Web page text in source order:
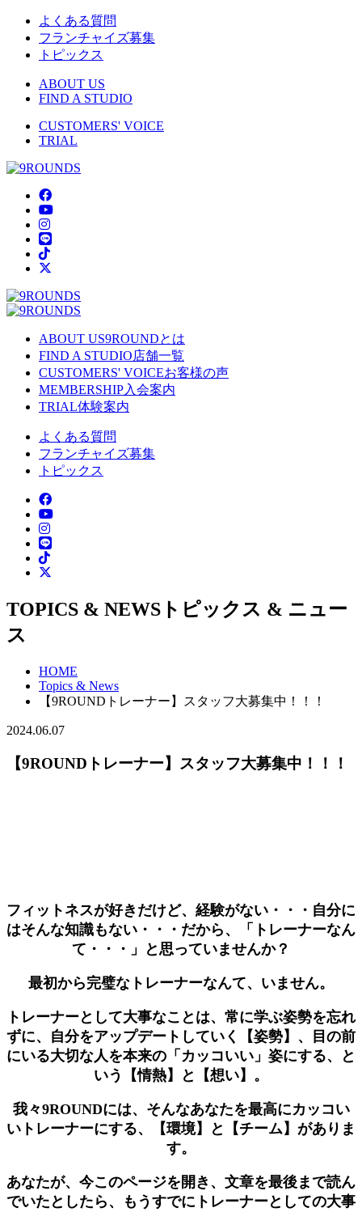
よくある質問
フランチャイズ募集
トピックス
ABOUT US
FIND A STUDIO
CUSTOMERS' VOICE
TRIAL
ABOUT US9ROUNDとは
FIND A STUDIO店舗一覧
CUSTOMERS' VOICEお客様の声
MEMBERSHIP入会案内
TRIAL体験案内
よくある質問
フランチャイズ募集
トピックス
TOPICS & NEWS トピックス & ニュー
ス
HOME
Topics & News
【9ROUNDトレーナー】スタッフ大募集中！！！
2024.06.07
【9ROUNDトレーナー】スタッフ大募集中！！！
フィットネスが好きだけど、経験がない・・・自分に
はそんな知識もない・・・だから、「トレーナーなん
て・・・」と思っていませんか？
最初から完璧なトレーナーなんて、いません。
トレーナーとして大事なことは、常に学ぶ姿勢を忘れ
ずに、自分をアップデートしていく【姿勢】、目の前
にいる大切な人を本来の「カッコいい」姿にする、と
いう【情熱】と【想い】。
我々9ROUNDには、そんなあなたを最高にカッコい
いトレーナーにする、【環境】と【チーム】がありま
す。
あなたが、今このページを開き、文章を最後まで読ん
でいたとしたら、もうすでにトレーナーとしての大事